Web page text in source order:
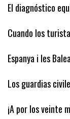
El diagnóstico
Cuando los
Espanya i les
Los guardias
¡A por los veinte